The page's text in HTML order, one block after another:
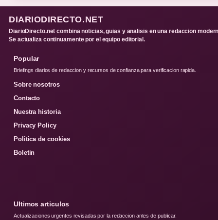
DIARIODIRECTO.NET
DiarioDirecto.net combina noticias, guias y analisis en una redaccion
Se actualiza continuamente por el equipo editorial.
Popular
Briefings diarios de redaccion y recursos de confianza para verificacion rapida.
Sobre nosotros
Contacto
Nuestra historia
Privacy Policy
Politica de cookies
Boletin
Ultimos articulos
Actualizaciones urgentes revisadas por la redaccion antes de publicar.